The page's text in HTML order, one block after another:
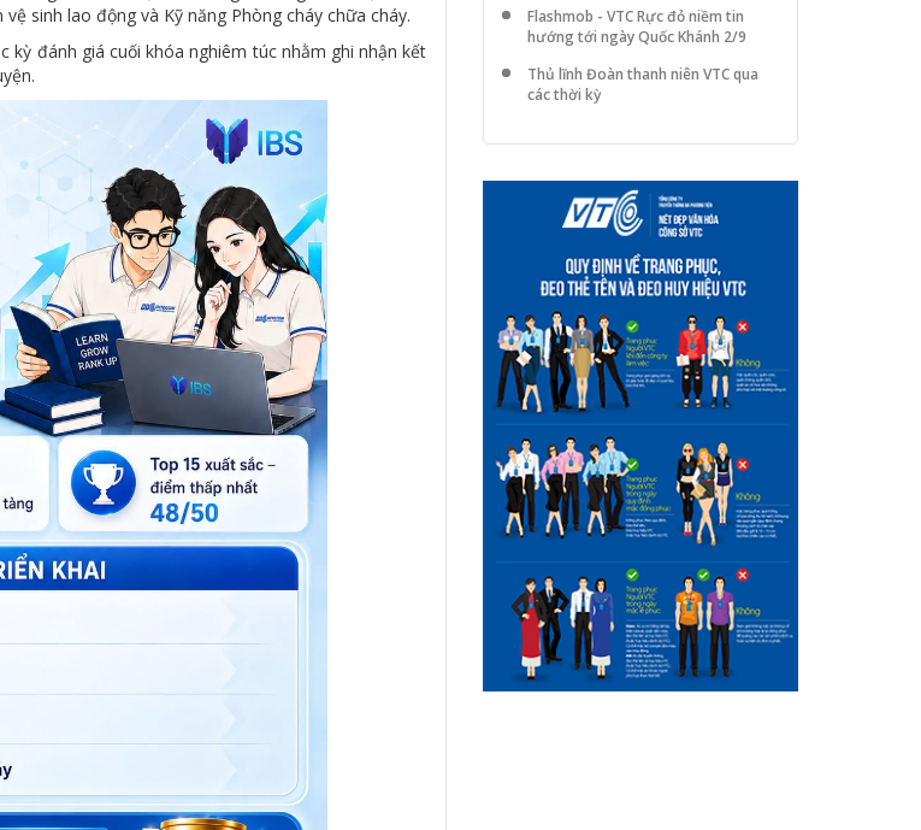
sinh lao động và Kỹ năng Phòng cháy chữa cháy.
đánh giá cuối khóa nghiêm túc nhằm ghi nhận kết
Flashmob - VTC Rực đỏ niềm tin
hướng tới ngày Quốc Khánh 2/9
Thủ lĩnh Đoàn thanh niên VTC qua
các thời kỳ